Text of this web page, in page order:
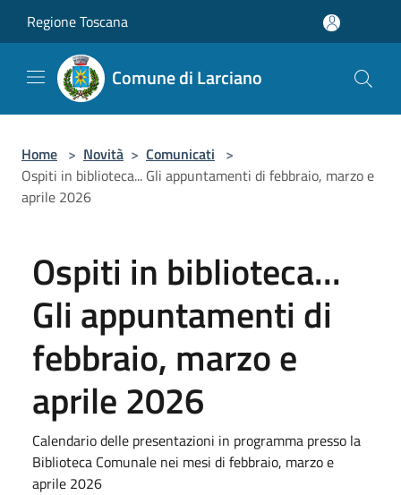
Regione Toscana
Comune di Larciano
Home > Novità > Comunicati >
Ospiti in biblioteca... Gli appuntamenti di febbraio, marzo e
aprile 2026
Ospiti in biblioteca...
Gli appuntamenti di
febbraio, marzo e
aprile 2026
Calendario delle presentazioni in programma presso la
Biblioteca Comunale nei mesi di febbraio, marzo e
aprile 2026